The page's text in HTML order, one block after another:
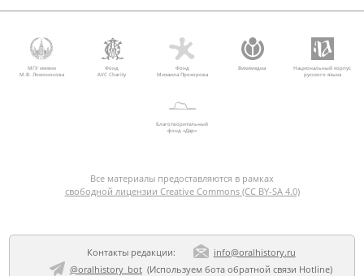
МГУ имени
М.В. Ломоносова
Фонд
AVC Charity
Фонд
Михаила Прохорова
Викимедиа
Национальный корпус
русского языка
Благотворительный
фонд «Дар»
Все материалы предоставляются в рамках
свободной лицензии Creative Commons (CC BY-SA 4.0)
Контакты редакции:
info@oralhistory.ru
@oralhistory_bot(Используем бота обратной связи Hotline)